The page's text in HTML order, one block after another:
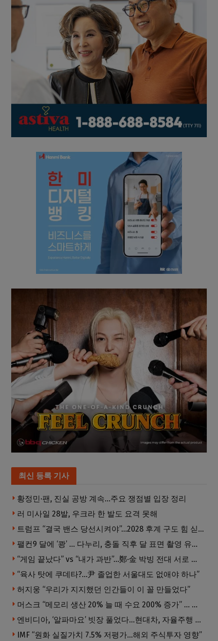
최신 등록 기사
황정민·팬, 진실 공방 계속…주요 쟁점별 입장 정리
러 미사일 28발, 우크라 한 발도 요격 못해
트럼프 “결국 밴스 당선시켜야”…2028 후계 구도 힘 싣나
팰컨9 달에 ‘쾅’ … 다누리, 충돌 직후 달 표면 촬영 유일 탐사선
“게임 끝났다” vs “내가 과반”…鄭·金 박빙 전대 서로 우위 주장
“육사 탓에 쿠데타?…尹 졸업한 서울대도 없애야 하나”
허지웅 “우리가 지지했던 인간들이 이 꼴 만들었다”
머스크 “메모리 생산 20% 늘 때 수요 200% 증가” … 반도체 매출 1조달러 눈 앞
엔비디아, ‘알파마요’ 빗장 풀었다…현대차, 자율주행 속도내나
IMF “원화 실질가치 7.5% 저평가…해외 주식투자 영향”